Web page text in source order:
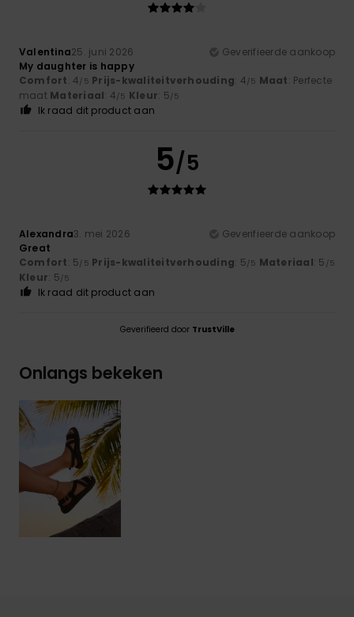
Valentina25. juni 2026
Geverifieerde aankoop
My daughter is happy
Comfort: 4/5 Prijs-kwaliteitverhouding: 4/5 Maat: Perfecte
maat Materiaal: 4/5 Kleur: 5/5
Ik raad dit product aan
5/5
Alexandra3. mei 2026
Geverifieerde aankoop
Great
Comfort: 5/5 Prijs-kwaliteitverhouding: 5/5 Materiaal: 5 /5
Kleur: 5/5
Ik raad dit product aan
Geverifieerd door TrustVille
Onlangs bekeken